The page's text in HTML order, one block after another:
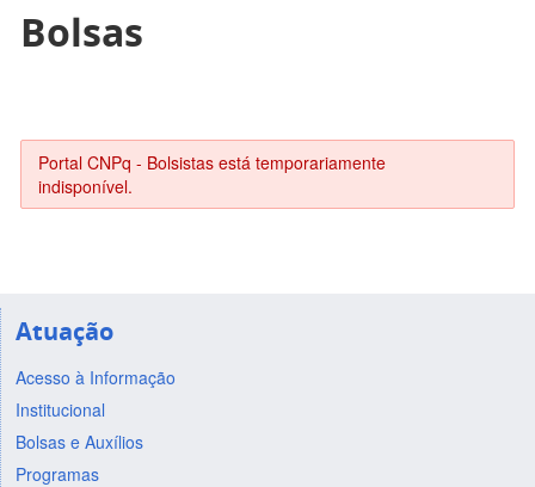
Bolsas
Portal CNPq - Bolsistas está temporariamente
indisponível.
Atuação
Acesso à Informação
Institucional
Bolsas e Auxílios
Programas